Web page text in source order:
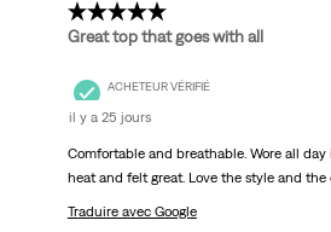
5 étoile(s) sur 5.
Great top that goes with all
ACHETEUR VÉRIFIÉ
il y a 25 jours
Comfortable and breathable. Wore all
heat and felt great. Love the style and the
Traduire avec Google